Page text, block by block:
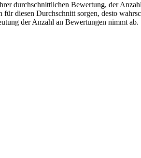
durchschnittlichen Bewertung, der
diesen Durchschnitt sorgen, desto
der Anzahl an Bewertungen nimmt ab.